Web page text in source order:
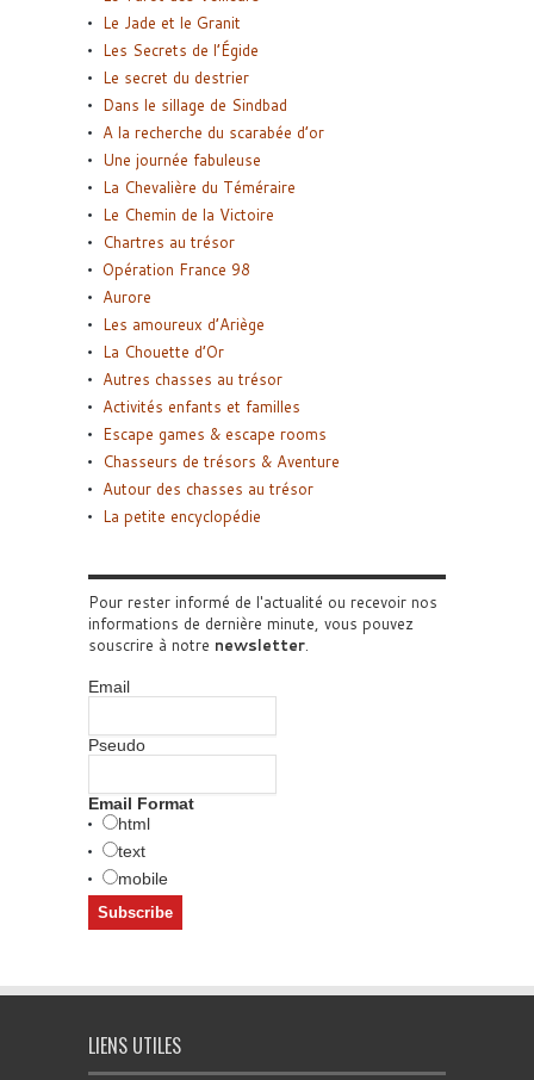
Le Jade et le Granit
Les Secrets de l’Égide
Le secret du destrier
Dans le sillage de Sindbad
A la recherche du scarabée d’or
Une journée fabuleuse
La Chevalière du Téméraire
Le Chemin de la Victoire
Chartres au trésor
Opération France 98
Aurore
Les amoureux d’Ariège
La Chouette d’Or
Autres chasses au trésor
Activités enfants et familles
Escape games & escape rooms
Chasseurs de trésors & Aventure
Autour des chasses au trésor
La petite encyclopédie
Pour rester informé de l'actualité ou recevoir nos
informations de dernière minute, vous pouvez
souscrire à notre newsletter.
Email
Pseudo
Email Format
html
text
mobile
LIENS UTILES